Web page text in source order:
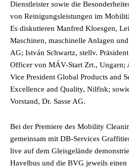
Dienstleister sowie die
von Reinigungsleistungen im
Es diskutieren Manfred Kloesgen,
Maschinen, maschinelle Anlagen
AG; István Schwartz, stellv.
Officer von MÁV-Start Zrt., Ungarn;
Vice President Global Products and
Excellence and Quality, Nilfisk;
Vorstand, Dr. Sasse AG.
Bei der Premiere des Mobility
gemeinsam mit DB-Services
live auf dem Gleisgelände
Havelbus und die BVG jeweils einen